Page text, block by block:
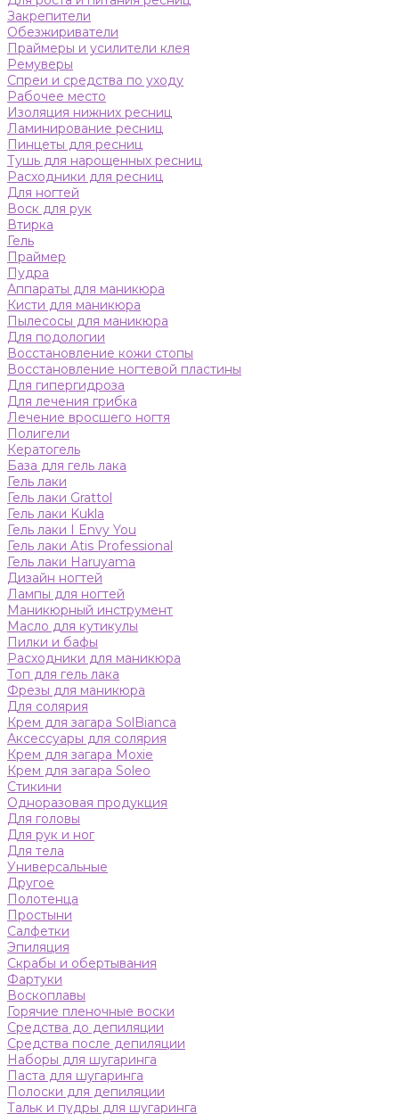
Закрепители
Обезжириватели
Праймеры и усилители клея
Ремуверы
Спреи и средства по уходу
Рабочее место
Изоляция нижних ресниц
Ламинирование ресниц
Пинцеты для ресниц
Тушь для нарощенных ресниц
Расходники для ресниц
Для ногтей
Воск для рук
Втирка
Гель
Праймер
Пудра
Аппараты для маникюра
Кисти для маникюра
Пылесосы для маникюра
Для подологии
Восстановление кожи стопы
Восстановление ногтевой пластины
Для гипергидроза
Для лечения грибка
Лечение вросшего ногтя
Полигели
Кератогель
База для гель лака
Гель лаки
Гель лаки Grattol
Гель лаки Kukla
Гель лаки I Envy You
Гель лаки Atis Professional
Гель лаки Haruyama
Дизайн ногтей
Лампы для ногтей
Маникюрный инструмент
Масло для кутикулы
Пилки и бафы
Расходники для маникюра
Топ для гель лака
Фрезы для маникюра
Для солярия
Крем для загара SolBianca
Аксессуары для солярия
Крем для загара Moxie
Крем для загара Soleo
Стикини
Одноразовая продукция
Для головы
Для рук и ног
Для тела
Универсальные
Другое
Полотенца
Простыни
Салфетки
Эпиляция
Скрабы и обертывания
Фартуки
Воскоплавы
Горячие пленочные воски
Средства до депиляции
Средства после депиляции
Наборы для шугаринга
Паста для шугаринга
Полоски для депиляции
Тальк и пудры для шугаринга